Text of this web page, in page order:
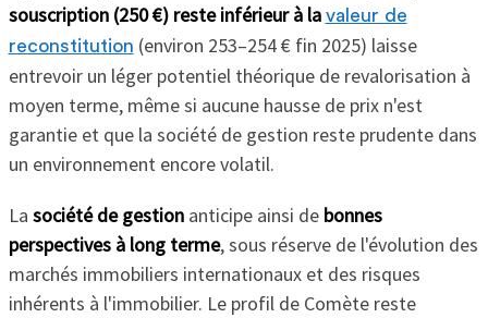
souscription (250 €) reste inférieur à la valeur de
reconstitution (environ 253–254 € fin 2025) laisse
entrevoir un léger potentiel théorique de revalorisation à
moyen terme, même si aucune hausse de prix n'est
garantie et que la société de gestion reste prudente dans
un environnement encore volatil.
La société de gestion anticipe ainsi de bonnes
perspectives à long terme, sous réserve de l'évolution des
marchés immobiliers internationaux et des risques
inhérents à l'immobilier. Le profil de Comète reste